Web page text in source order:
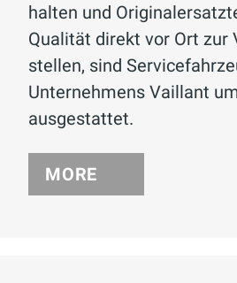
halten und
Qualität direkt vor Ort zur
stellen, sind
Unternehmens Vaillant
ausgestattet.
MORE